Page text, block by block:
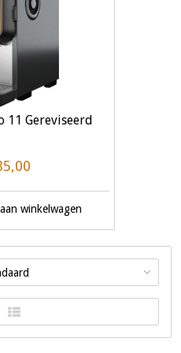
11 Gereviseerd
winkelwagen